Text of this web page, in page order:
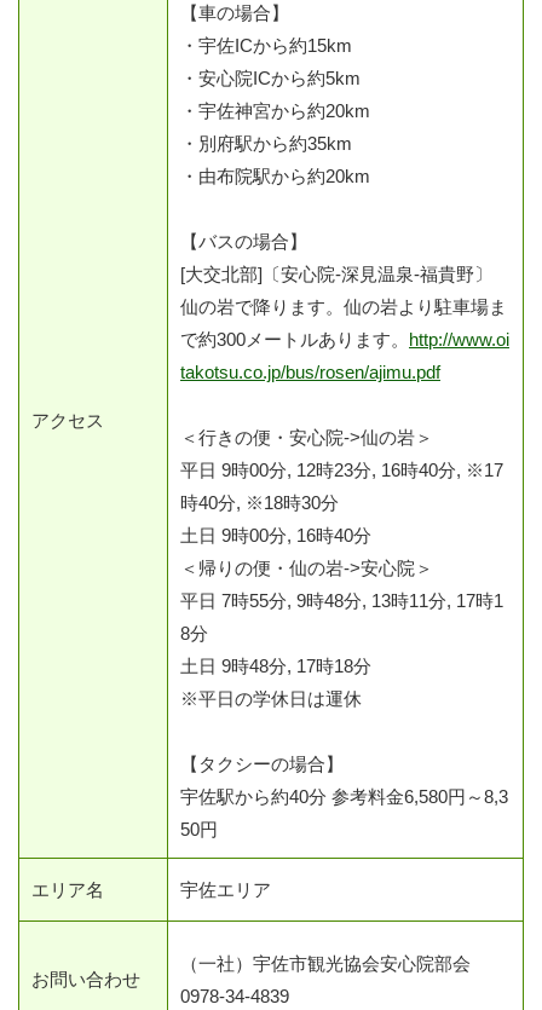
アクセス
【車の場合】
・宇佐ICから約15km
・安心院ICから約5km
・宇佐神宮から約20km
・別府駅から約35km
・由布院駅から約20km
【バスの場合】
[大交北部]〔安心院-深見温泉-福貴野〕
仙の岩で降ります。仙の岩より駐車場ま
で約300メートルあります。 http://www.oi
takotsu.co.jp/bus/rosen/ajimu.pdf
＜行きの便・安心院->仙の岩＞
平日 9時00分, 12時23分, 16時40分, ※17
時40分, ※18時30分
土日 9時00分, 16時40分
＜帰りの便・仙の岩->安心院＞
平日 7時55分, 9時48分, 13時11分, 17時1
8分
土日 9時48分, 17時18分
※平日の学休日は運休
【タクシーの場合】
宇佐駅から約40分 参考料金6,580円～8,3
50円
エリア名 宇佐エリア
お問い合わせ
（一社）宇佐市観光協会安心院部会
0978-34-4839